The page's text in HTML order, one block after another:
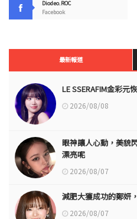
Diodeo.ROC
Facebook
最新報道
LE SSERAFIM金彩
2026/08/08
眼神讓人心動，美
漂亮呢
2026/08/07
減肥大獲成功的鄭妍
2026/08/07